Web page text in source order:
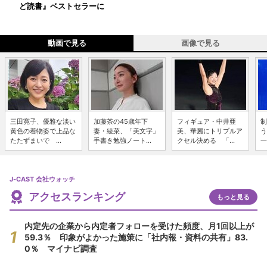
ど読書』ベストセラーに
動画で見る 画像で見る
三田寛子、優雅な淡い
黄色の着物姿で上品な
たたずまいで ...
加藤茶の45歳年下
妻・綾菜、「美文字」
手書き勉強ノート...
フィギュア・中井亜
美、華麗にトリプルア
クセル決める 「...
J-CAST 会社ウォッチ
アクセスランキング もっと見る
内定先の企業から内定者フォローを受けた頻度、月1回以上が
59.3％ 印象がよかった施策に「社内報・資料の共有」83.
0％ マイナビ調査